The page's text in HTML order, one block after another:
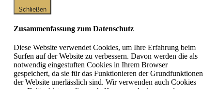
Schließen
Zusammenfassung zum Datenschutz
Diese Website verwendet Cookies, um Ihre Erfahrung beim
Surfen auf der Website zu verbessern. Davon werden die als
notwendig eingestuften Cookies in Ihrem Browser
gespeichert, da sie für das Funktionieren der Grundfunktionen
der Website unerlässlich sind. Wir verwenden auch Cookies